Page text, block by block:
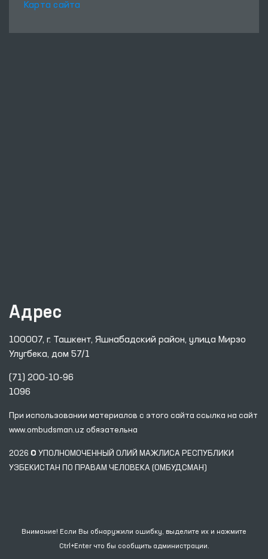
Карта сайта
Адрес
100007, г. Ташкент, Яшнабадский район, улица Мирзо
Улугбека, дом 57/1
(71) 200-10-96
1096
При использовании материалов с этого сайта ссылка на сайт
www.ombudsman.uz обязательна
2026 © УПОЛНОМОЧЕННЫЙ ОЛИЙ МАЖЛИСА РЕСПУБЛИКИ
УЗБЕКИСТАН ПО ПРАВАМ ЧЕЛОВЕКА (ОМБУДСМАН)
Внимание! Если Вы обнаружили ошибку, выделите их и нажмите
Ctrl+Enter что бы сообщить администрации.